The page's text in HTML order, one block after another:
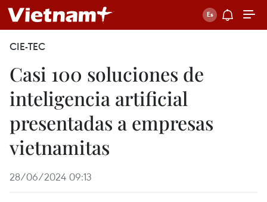
CIE-TEC
Casi 100 soluciones de
inteligencia artificial
presentadas a empresas
vietnamitas
28/06/2024 09:13